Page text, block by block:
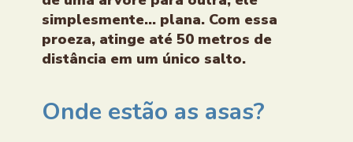
simplesmente... plana. Com essa
proeza, atinge até 50 metros de
distância em um único salto.
Onde estão as asas?